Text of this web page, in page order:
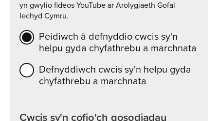
yn gwylio fideos YouTube ar Arolygiaeth Gofal
Iechyd Cymru.
Peidiwch â defnyddio cwcis sy'n
helpu gyda chyfathrebu a marchnata
Defnyddiwch cwcis sy'n helpu gyda
chyfathrebu a marchnata
Cwcis sy'n cofio'ch gosodiadau